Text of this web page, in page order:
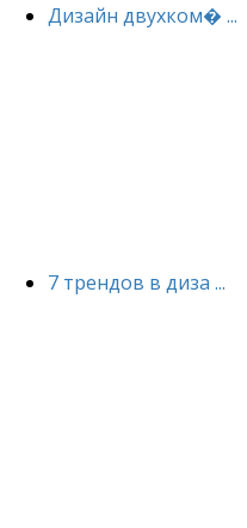
Дизайн двухком� ...
7 трендов в диза ...